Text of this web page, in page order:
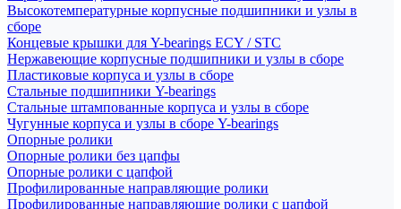
Высокотемпературные корпусные подшипники и узлы в
сборе
Концевые крышки для Y-bearings ECY / STC
Нержавеющие корпусные подшипники и узлы в сборе
Пластиковые корпуса и узлы в сборе
Стальные подшипники Y-bearings
Стальные штампованные корпуса и узлы в сборе
Чугунные корпуса и узлы в сборе Y-bearings
Опорные ролики
Опорные ролики без цапфы
Опорные ролики с цапфой
Профилированные направляющие ролики
Профилированные направляющие ролики с цапфой